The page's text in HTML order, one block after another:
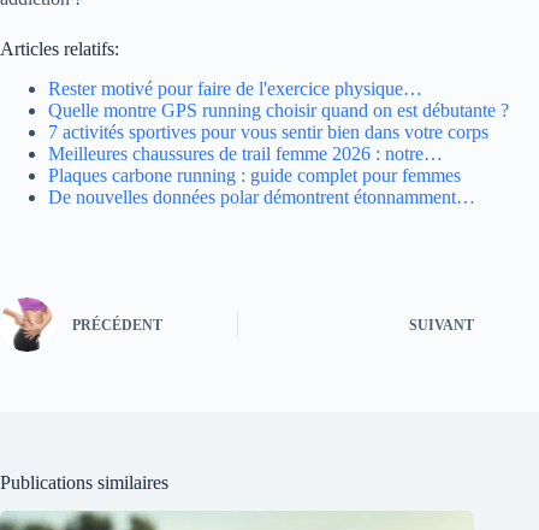
Articles relatifs:
Rester motivé pour faire de l'exercice physique…
Quelle montre GPS running choisir quand on est débutante ?
7 activités sportives pour vous sentir bien dans votre corps
Meilleures chaussures de trail femme 2026 : notre…
Plaques carbone running : guide complet pour femmes
De nouvelles données polar démontrent étonnamment…
PRÉCÉDENT SUIVANT
Publications similaires